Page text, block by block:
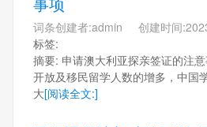
词条创建者:admin 创建时间
标签:
摘要: 申请澳大利亚探亲签证的注
开放及移民留学人数的增多，中国
大[阅读全文:]